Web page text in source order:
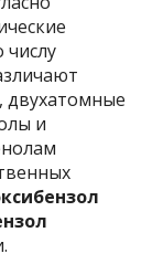
числу
двухатомные
и